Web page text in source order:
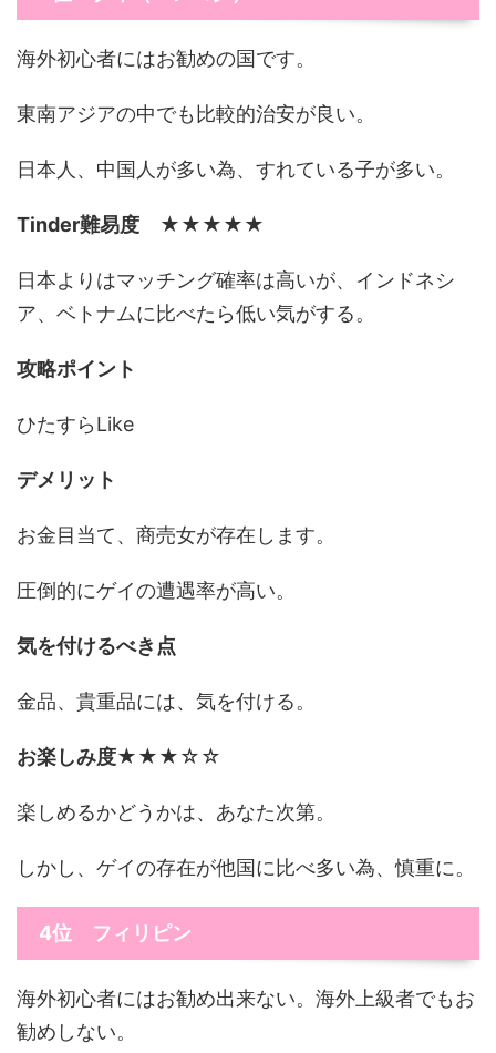
海外初心者にはお勧めの国です。
東南アジアの中でも比較的治安が良い。
日本人、中国人が多い為、すれている子が多い。
Tinder難易度 ★★★★★
日本よりはマッチング確率は高いが、インドネシ
ア、ベトナムに比べたら低い気がする。
攻略ポイント
ひたすらLike
デメリット
お金目当て、商売女が存在します。
圧倒的にゲイの遭遇率が高い。
気を付けるべき点
金品、貴重品には、気を付ける。
お楽しみ度★★★☆☆
楽しめるかどうかは、あなた次第。
しかし、ゲイの存在が他国に比べ多い為、慎重に。
4位 フィリピン
海外初心者にはお勧め出来ない。海外上級者でもお
勧めしない。